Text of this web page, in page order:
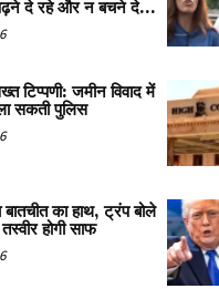
दे रहे और न बचने दे...
टिप्पणी: जमीन विवाद में
सकती पुलिस
बातचीत का हाथ, ट्रंप बोले
होगी साफ